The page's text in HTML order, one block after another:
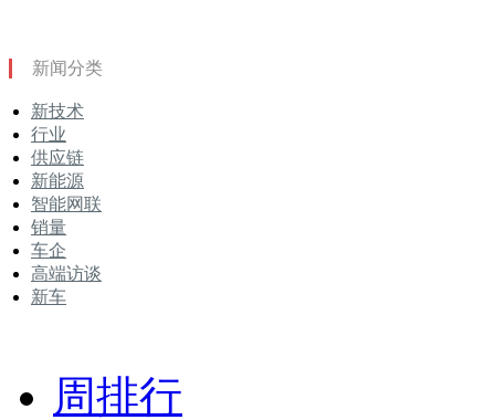
新闻分类
新技术
行业
供应链
新能源
智能网联
销量
车企
高端访谈
新车
周排行